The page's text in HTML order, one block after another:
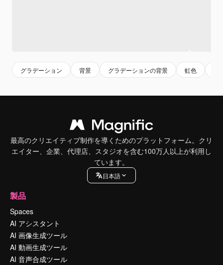
グラデーション 背景 グラデーションの背景 虹色
最高のクリエイティブ制作を導くためのプラットフォーム。クリ
エイター、企業、代理店、スタジオを含む100万人以上が利用し
ています。
日本語
製品
Spaces
AI アシスタント
AI 画像生成ツール
AI 動画生成ツール
AI 音声合成ツール